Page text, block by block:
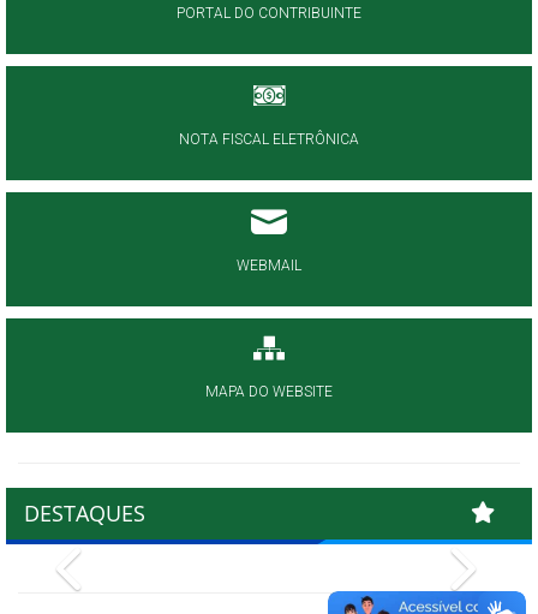
PORTAL DO CONTRIBUINTE
NOTA FISCAL ELETRÔNICA
WEBMAIL
MAPA DO WEBSITE
DESTAQUES